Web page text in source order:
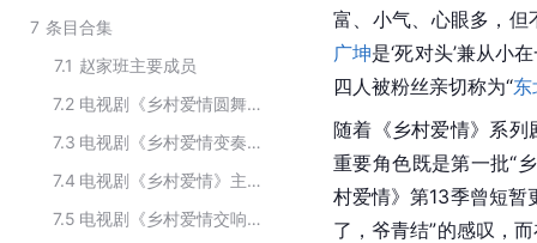
7 条目合集
7.1 赵家班主要成员
7.2
电视剧《乡村爱情圆舞曲》的主要角色
7.3
电视剧《乡村爱情变奏曲》中的角色
7.4
电视剧《乡村爱情》主要角色
7.5
电视剧《乡村爱情交响曲》中的角色
富、小气、心眼多，
广坤是‘死对头’兼从小
四人被粉丝亲切称为“
随着《乡村爱情》系列
重要角色既是第一批“
村爱情》第13季曾短暂
了，爷青结”的感叹，